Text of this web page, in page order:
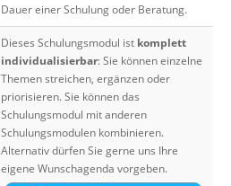
Dauer einer Schulung oder Beratung.
Dieses Schulungsmodul ist komplett
individualisierbar: Sie können einzelne
Themen streichen, ergänzen oder
priorisieren. Sie können das
Schulungsmodul mit anderen
Schulungsmodulen kombinieren.
Alternativ dürfen Sie gerne uns Ihre
eigene Wunschagenda vorgeben.